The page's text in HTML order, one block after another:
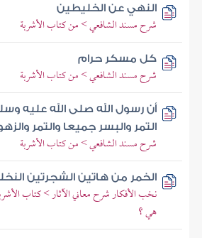
النهي عن الخليطين
شرح مسند الشافعي > من كتاب الأشربة
كل مسكر حرام
شرح مسند الشافعي > من كتاب الأشربة
أن رسول الله صلى الله عليه
التمر والبسر جميعا والتمر
شرح مسند الشافعي > من كتاب الأشربة
الخمر من هاتين الشجرتين
نخب الأفكار شرح معاني الآثار > كتاب
هي ؟